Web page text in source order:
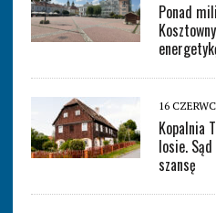
Ponad
16
Kopalnia
losie. Sąd
szansę